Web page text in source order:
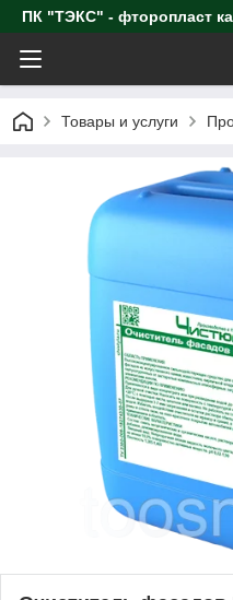
ПК "ТЭКС" - фторопласт
Товары и услуги